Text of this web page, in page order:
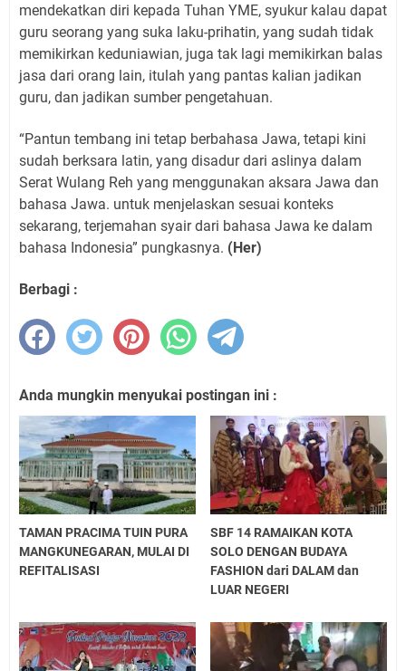
mendekatkan diri kepada Tuhan YME, syukur kalau dapat
guru seorang yang suka laku-prihatin, yang sudah tidak
memikirkan keduniawian, juga tak lagi memikirkan balas
jasa dari orang lain, itulah yang pantas kalian jadikan
guru, dan jadikan sumber pengetahuan.
“Pantun tembang ini tetap berbahasa Jawa, tetapi kini
sudah berksara latin, yang disadur dari aslinya dalam
Serat Wulang Reh yang menggunakan aksara Jawa dan
bahasa Jawa. untuk menjelaskan sesuai konteks
sekarang, terjemahan syair dari bahasa Jawa ke dalam
bahasa Indonesia” pungkasnya. (Her)
Berbagi :
Anda mungkin menyukai postingan ini :
TAMAN PRACIMA TUIN PURA
MANGKUNEGARAN, MULAI DI
REFITALISASI
SBF 14 RAMAIKAN KOTA
SOLO DENGAN BUDAYA
FASHION dari DALAM dan
LUAR NEGERI